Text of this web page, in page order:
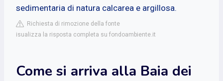
sedimentaria di natura calcarea e argillosa.
Richiesta di rimozione della fonte
isualizza la risposta completa su fondoambiente.it
Come si arriva alla Baia dei